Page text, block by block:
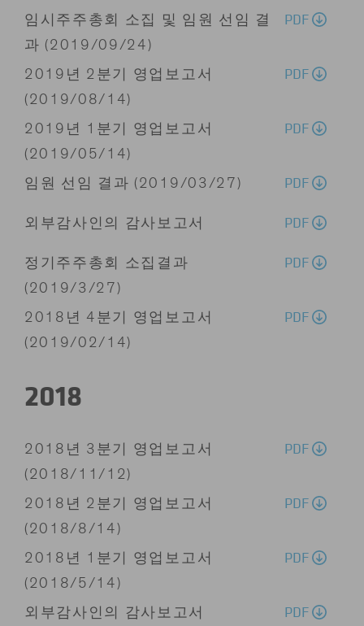
임시주주총회 소집 및 임원 선임 결
과 (2019/09/24)
PDF
2019년 2분기 영업보고서
(2019/08/14)
PDF
2019년 1분기 영업보고서
(2019/05/14)
PDF
임원 선임 결과 (2019/03/27) PDF
외부감사인의 감사보고서 PDF
정기주주총회 소집결과
(2019/3/27)
PDF
2018년 4분기 영업보고서
(2019/02/14)
PDF
2018
2018년 3분기 영업보고서
(2018/11/12)
PDF
2018년 2분기 영업보고서
(2018/8/14)
PDF
2018년 1분기 영업보고서
(2018/5/14)
PDF
외부감사인의 감사보고서 PDF